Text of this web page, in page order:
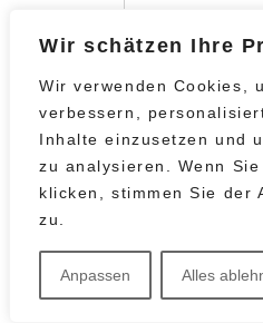
Wir schätzen Ihre
Wir verwenden Cookies,
verbessern,
Inhalte einzusetzen und
zu analysieren. Wenn
klicken, stimmen Sie der
zu.
Anpassen Alles
STAATS
PREIS 24